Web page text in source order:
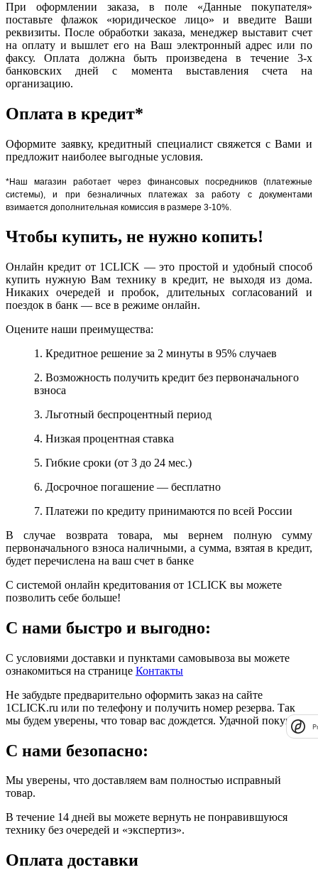
При оформлении заказа, в поле «Данные покупателя»
поставьте флажок «юридическое лицо» и введите Ваши
реквизиты. После обработки заказа, менеджер выставит счет
на оплату и вышлет его на Ваш электронный адрес или по
факсу. Оплата должна быть произведена в течение 3-х
банковских дней с момента выставления счета на
организацию.
Оплата в кредит*
Оформите заявку, кредитный специалист свяжется с Вами и
предложит наиболее выгодные условия.
*Наш магазин работает через финансовых посредников (платежные
системы), и при безналичных платежах за работу с документами
взимается дополнительная комиссия в размере 3-10%.
Чтобы купить, не нужно копить!
Онлайн кредит от 1CLICK — это простой и удобный способ
купить нужную Вам технику в кредит, не выходя из дома.
Никаких очередей и пробок, длительных согласований и
поездок в банк — все в режиме онлайн.
Оцените наши преимущества:
1. Кредитное решение за 2 минуты в 95% случаев
2. Возможность получить кредит без первоначального
взноса
3. Льготный беспроцентный период
4. Низкая процентная ставка
5. Гибкие сроки (от 3 до 24 мес.)
6. Досрочное погашение — бесплатно
7. Платежи по кредиту принимаются по всей России
В случае возврата товара, мы вернем полную сумму
первоначального взноса наличными, а сумма, взятая в кредит,
будет перечислена на ваш счет в банке
С системой онлайн кредитования от 1CLICK вы можете
позволить себе больше!
С нами быстро и выгодно:
С условиями доставки и пунктами самовывоза вы можете
ознакомиться на странице Контакты
Не забудьте предварительно оформить заказ на сайте
1CLICK.ru или по телефону и получить номер резерва. Так
мы будем уверены, что товар вас дождется. Удачной покупки!
С нами безопасно:
Мы уверены, что доставляем вам полностью исправный
товар.
В течение 14 дней вы можете вернуть не понравившуюся
технику без очередей и «экспертиз».
Оплата доставки